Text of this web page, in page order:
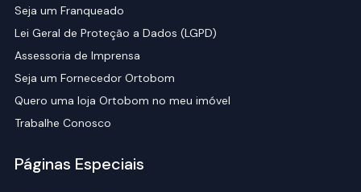
Seja um Franqueado
Lei Geral de Proteção a Dados (LGPD)
Assessoria de Imprensa
Seja um Fornecedor Ortobom
Quero uma loja Ortobom no meu imóvel
Trabalhe Conosco
Páginas Especiais